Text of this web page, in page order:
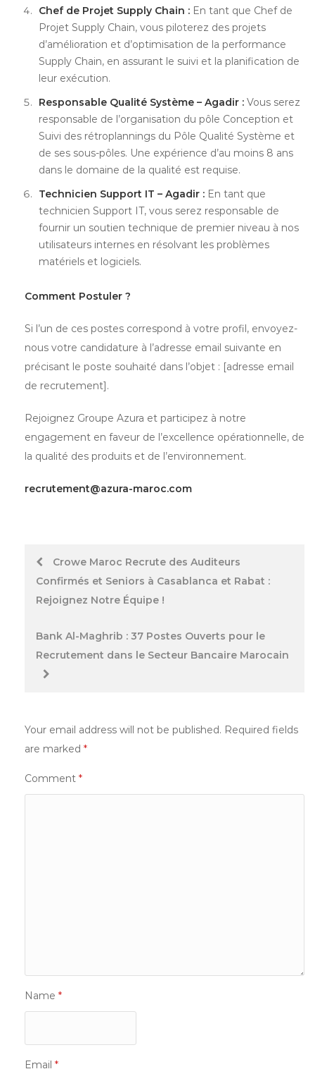
Chef de Projet Supply Chain : En tant que Chef de
Projet Supply Chain, vous piloterez des projets
d’amélioration et d’optimisation de la performance
Supply Chain, en assurant le suivi et la planification de
leur exécution.
Responsable Qualité Système – Agadir : Vous serez
responsable de l’organisation du pôle Conception et
Suivi des rétroplannings du Pôle Qualité Système et
de ses sous-pôles. Une expérience d’au moins 8 ans
dans le domaine de la qualité est requise.
Technicien Support IT – Agadir : En tant que
technicien Support IT, vous serez responsable de
fournir un soutien technique de premier niveau à nos
utilisateurs internes en résolvant les problèmes
matériels et logiciels.
Comment Postuler ?
Si l’un de ces postes correspond à votre profil, envoyez-
nous votre candidature à l’adresse email suivante en
précisant le poste souhaité dans l’objet : [adresse email
de recrutement].
Rejoignez Groupe Azura et participez à notre
engagement en faveur de l’excellence opérationnelle, de
la qualité des produits et de l’environnement.
recrutement@azura-maroc.com
Post
navigation
Crowe Maroc Recrute des Auditeurs
Confirmés et Seniors à Casablanca et Rabat :
Rejoignez Notre Équipe !
Bank Al-Maghrib : 37 Postes Ouverts pour le
Recrutement dans le Secteur Bancaire Marocain
Your email address will not be published. Required fields
are marked *
Comment *
Name *
Email *